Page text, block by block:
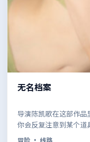
无名档案
导演陈凯歌在这部作
你会反复注意到某个道